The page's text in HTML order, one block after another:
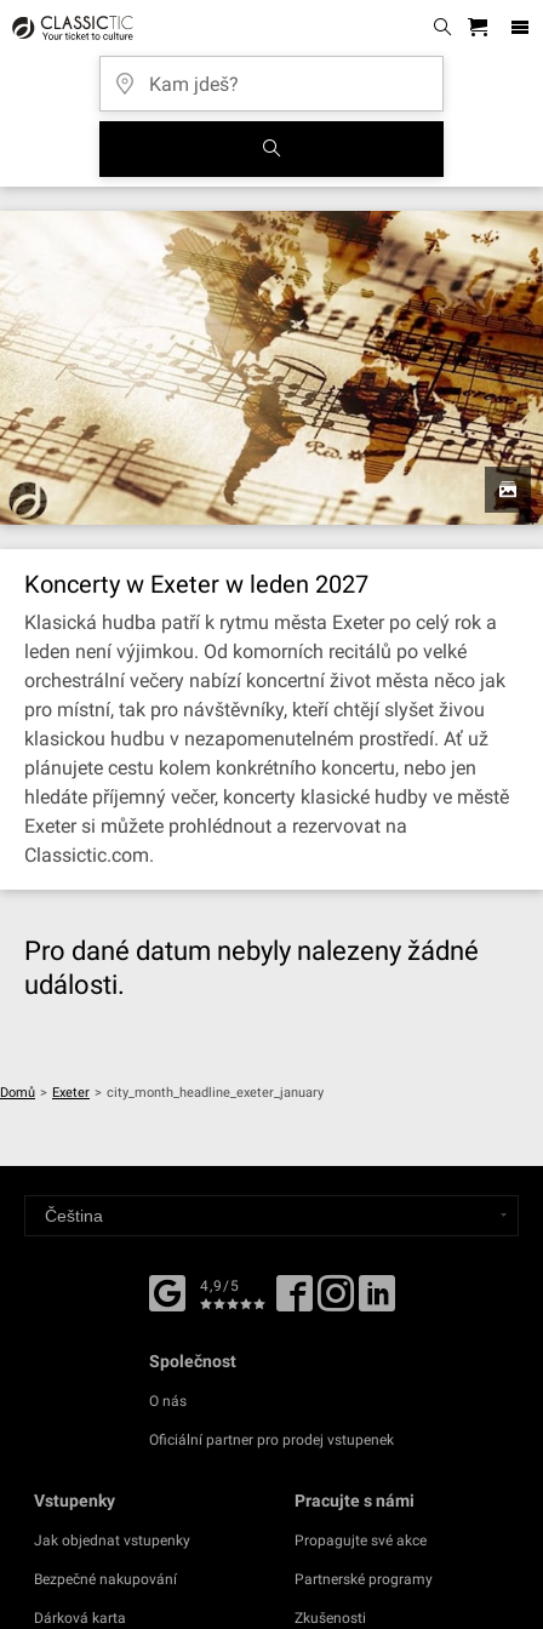
Koncerty w Exeter w leden 2027
Klasická hudba patří k rytmu města Exeter po celý rok a
leden není výjimkou. Od komorních recitálů po velké
orchestrální večery nabízí koncertní život města něco jak
pro místní, tak pro návštěvníky, kteří chtějí slyšet živou
klasickou hudbu v nezapomenutelném prostředí. Ať už
plánujete cestu kolem konkrétního koncertu, nebo jen
hledáte příjemný večer, koncerty klasické hudby ve městě
Exeter si můžete prohlédnout a rezervovat na
Classictic.com.
Pro dané datum nebyly nalezeny žádné
události.
Domů > Exeter > city_month_headline_exeter_january
4,9/5
Společnost
O nás
Oficiální partner pro prodej vstupenek
Vstupenky
Jak objednat vstupenky
Bezpečné nakupování
Dárková karta
Pracujte s námi
Propagujte své akce
Partnerské programy
Zkušenosti